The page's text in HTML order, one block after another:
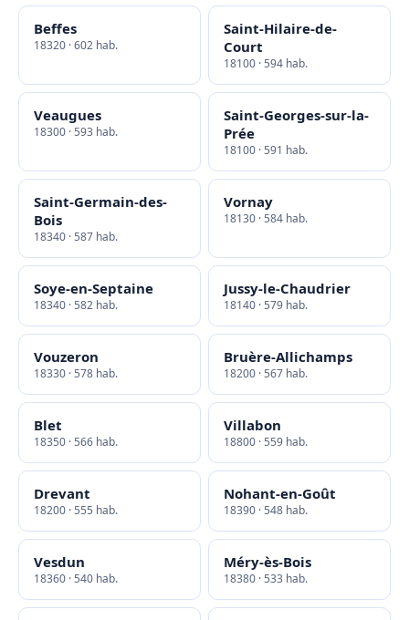
Beffes
18320 · 602 hab.
Saint-Hilaire-de-
Court
18100 · 594 hab.
Veaugues
18300 · 593 hab.
Saint-Georges-sur-la-
Prée
18100 · 591 hab.
Saint-Germain-des-
Bois
18340 · 587 hab.
Vornay
18130 · 584 hab.
Soye-en-Septaine
18340 · 582 hab.
Jussy-le-Chaudrier
18140 · 579 hab.
Vouzeron
18330 · 578 hab.
Bruère-Allichamps
18200 · 567 hab.
Blet
18350 · 566 hab.
Villabon
18800 · 559 hab.
Drevant
18200 · 555 hab.
Nohant-en-Goût
18390 · 548 hab.
Vesdun
18360 · 540 hab.
Méry-ès-Bois
18380 · 533 hab.